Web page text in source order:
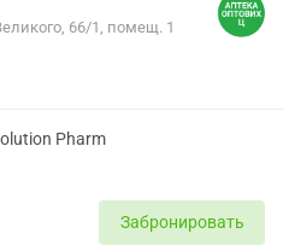
66/1, помещ. 1
Pharm
Забронировать